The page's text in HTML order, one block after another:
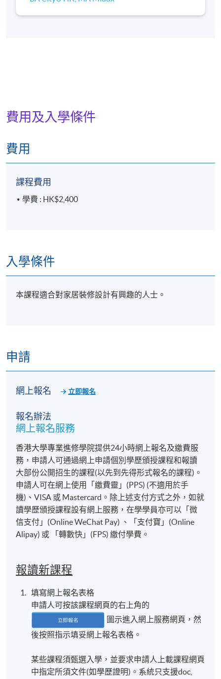
費用及入學條件
費用
課程費用
學費 : HK$2,400
入學條件
本課程適合對家居裝修設計有興趣的人士。
申請
網上報名 立即報名
報名辦法
網上報名服務
香港大學專業進修學院提供24小時網上報名及繳費服
務，申請人可通過網上申請個別學歷頒授課程和報讀
大部份公開招生的課程(以先到先得形式報名的課程)。
申請人可在網上使用「繳費靈」(PPS) (不適用於手
機)、VISA 或 Mastercard。除上述支付方式之外，如就
讀學歷頒授課程設有網上服務，在學學員亦可以「微
信支付」(Online WeChat Pay) 、「支付寶」(Online
Alipay) 或 「轉數快」(FPS) 繳付學費。
報讀新課程
填寫網上報名表格
申請人可按該課程網頁的右上角的
圖示進入網上服務網頁，然
後按照指示填妥網上報名表格。
某些課程須甄選入學，並要求申請人上載課程網頁
中指定所須文件(如學歷證明)。系統只支援doc,